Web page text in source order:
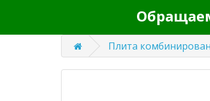
Плита